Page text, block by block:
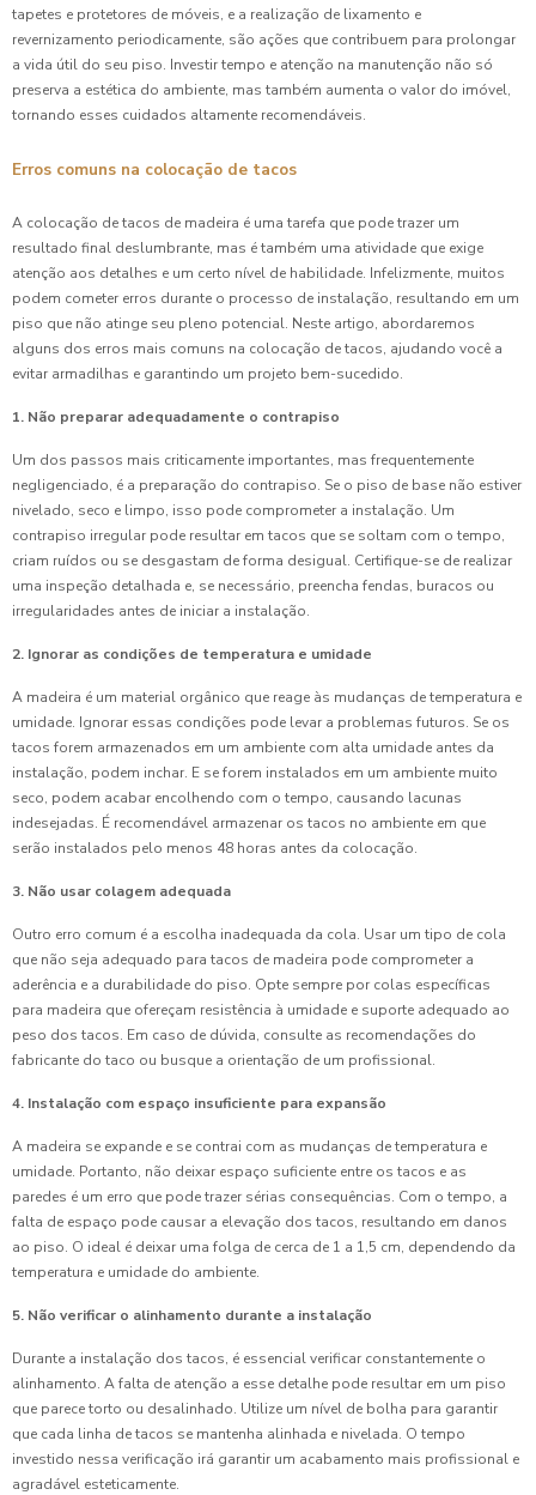
tapetes e protetores de móveis, e a realização de lixamento e
revernizamento periodicamente, são ações que contribuem para prolongar
a vida útil do seu piso. Investir tempo e atenção na manutenção não só
preserva a estética do ambiente, mas também aumenta o valor do imóvel,
tornando esses cuidados altamente recomendáveis.
Erros comuns na colocação de tacos
A colocação de tacos de madeira é uma tarefa que pode trazer um
resultado final deslumbrante, mas é também uma atividade que exige
atenção aos detalhes e um certo nível de habilidade. Infelizmente, muitos
podem cometer erros durante o processo de instalação, resultando em um
piso que não atinge seu pleno potencial. Neste artigo, abordaremos
alguns dos erros mais comuns na colocação de tacos, ajudando você a
evitar armadilhas e garantindo um projeto bem-sucedido.
1. Não preparar adequadamente o contrapiso
Um dos passos mais criticamente importantes, mas frequentemente
negligenciado, é a preparação do contrapiso. Se o piso de base não estiver
nivelado, seco e limpo, isso pode comprometer a instalação. Um
contrapiso irregular pode resultar em tacos que se soltam com o tempo,
criam ruídos ou se desgastam de forma desigual. Certifique-se de realizar
uma inspeção detalhada e, se necessário, preencha fendas, buracos ou
irregularidades antes de iniciar a instalação.
2. Ignorar as condições de temperatura e umidade
A madeira é um material orgânico que reage às mudanças de temperatura e
umidade. Ignorar essas condições pode levar a problemas futuros. Se os
tacos forem armazenados em um ambiente com alta umidade antes da
instalação, podem inchar. E se forem instalados em um ambiente muito
seco, podem acabar encolhendo com o tempo, causando lacunas
indesejadas. É recomendável armazenar os tacos no ambiente em que
serão instalados pelo menos 48 horas antes da colocação.
3. Não usar colagem adequada
Outro erro comum é a escolha inadequada da cola. Usar um tipo de cola
que não seja adequado para tacos de madeira pode comprometer a
aderência e a durabilidade do piso. Opte sempre por colas específicas
para madeira que ofereçam resistência à umidade e suporte adequado ao
peso dos tacos. Em caso de dúvida, consulte as recomendações do
fabricante do taco ou busque a orientação de um profissional.
4. Instalação com espaço insuficiente para expansão
A madeira se expande e se contrai com as mudanças de temperatura e
umidade. Portanto, não deixar espaço suficiente entre os tacos e as
paredes é um erro que pode trazer sérias consequências. Com o tempo, a
falta de espaço pode causar a elevação dos tacos, resultando em danos
ao piso. O ideal é deixar uma folga de cerca de 1 a 1,5 cm, dependendo da
temperatura e umidade do ambiente.
5. Não verificar o alinhamento durante a instalação
Durante a instalação dos tacos, é essencial verificar constantemente o
alinhamento. A falta de atenção a esse detalhe pode resultar em um piso
que parece torto ou desalinhado. Utilize um nível de bolha para garantir
que cada linha de tacos se mantenha alinhada e nivelada. O tempo
investido nessa verificação irá garantir um acabamento mais profissional e
agradável esteticamente.